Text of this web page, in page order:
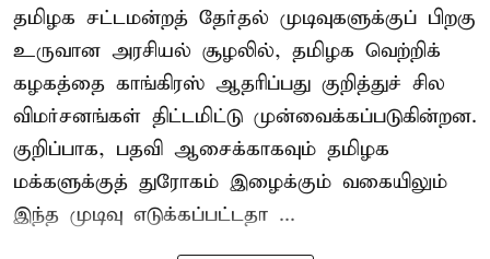
தமிழக சட்டமன்றத் தேர்தல் முடிவுகளுக்குப் பிறகு
உருவான அரசியல் சூழலில், தமிழக வெற்றிக்
கழகத்தை காங்கிரஸ் ஆதரிப்பது குறித்துச் சில
விமர்சனங்கள் திட்டமிட்டு முன்வைக்கப்படுகின்றன.
குறிப்பாக, பதவி ஆசைக்காகவும் தமிழக
மக்களுக்குத் துரோகம் இழைக்கும் வகையிலும்
இந்த முடிவு எடுக்கப்பட்டதா ...